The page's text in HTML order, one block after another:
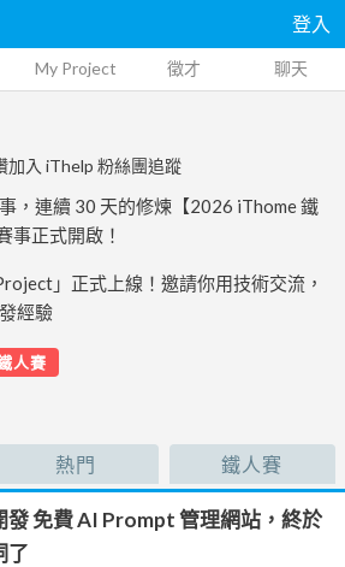
登入
My Project 徵才 聊天
加入 iThelp 粉絲團追蹤
，連續 30 天的修煉【2026 iThome 鐵
事正式開啟！
」正式上線！邀請你用技術交流，
經驗
人賽
熱門 鐵人賽
發 免費 AI Prompt 管理網站，終於
了